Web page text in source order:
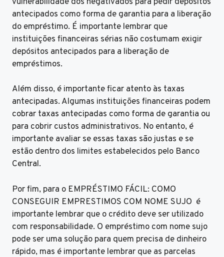
antecipados como forma de garantia para a liberação
do empréstimo. É importante lembrar que
instituições financeiras sérias não costumam exigir
depósitos antecipados para a liberação de
empréstimos.
Além disso, é importante ficar atento às taxas
antecipadas. Algumas instituições financeiras podem
cobrar taxas antecipadas como forma de garantia ou
para cobrir custos administrativos. No entanto, é
importante avaliar se essas taxas são justas e se
estão dentro dos limites estabelecidos pelo Banco
Central.
Por fim, para o EMPRÉSTIMO FÁCIL: COMO
CONSEGUIR EMPRESTIMOS COM NOME SUJO é
importante lembrar que o crédito deve ser utilizado
com responsabilidade. O empréstimo com nome sujo
pode ser uma solução para quem precisa de dinheiro
rápido, mas é importante lembrar que as parcelas